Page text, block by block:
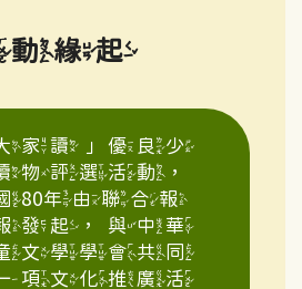
動緣起
家讀」優良少
物評選活動，
80年由聯合報
發起，與中華
文學學會共同
項文化推廣活